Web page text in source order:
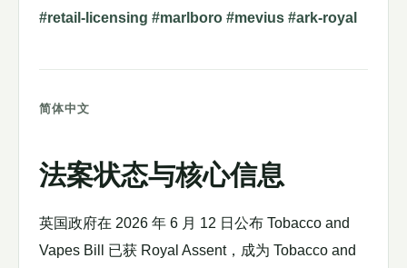
#retail-licensing #marlboro #mevius #ark-royal
简体中文
法案状态与核心信息
英国政府在 2026 年 6 月 12 日公布 Tobacco and
Vapes Bill 已获 Royal Assent，成为 Tobacco and